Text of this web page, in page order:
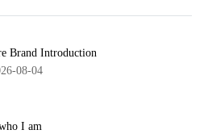
Brand Introduction
08-04
I am